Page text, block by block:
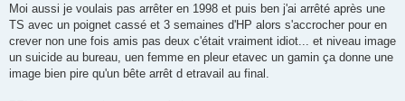
Moi aussi je voulais pas arrêter en 1998 et puis ben j'ai arrêté après une
TS avec un poignet cassé et 3 semaines d'HP alors s'accrocher pour en
crever non une fois amis pas deux c'était vraiment idiot... et niveau image
un suicide au bureau, uen femme en pleur etavec un gamin ça donne une
image bien pire qu'un bête arrêt d etravail au final.